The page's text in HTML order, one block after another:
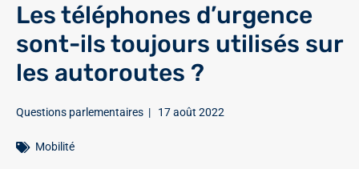
Les téléphones d’urgence
sont-ils toujours utilisés sur
les autoroutes ?
Questions parlementaires | 17 août 2022
Mobilité